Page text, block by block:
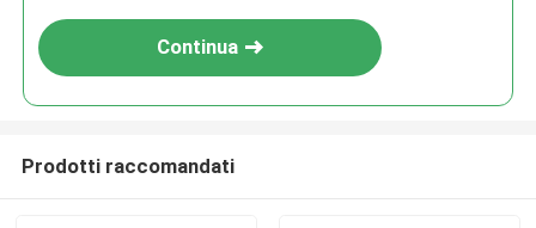
Continua
Prodotti raccomandati